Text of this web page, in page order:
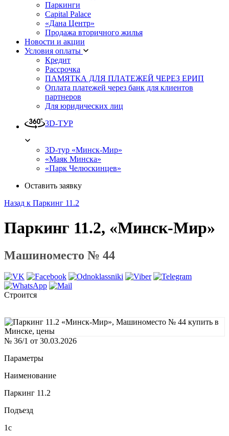
Паркинги
Capital Palace
«Дана Центр»
Продажа вторичного жилья
Новости и акции
Условия оплаты
Кредит
Рассрочка
ПАМЯТКА ДЛЯ ПЛАТЕЖЕЙ ЧЕРЕЗ ЕРИП
Оплата платежей через банк для клиентов
партнеров
Для юридических лиц
3D-ТУР
3D-тур «Минск-Мир»
«Маяк Минска»
«Парк Челюскинцев»
Оставить заявку
Назад к Паркинг 11.2
Паркинг 11.2, «Минск-Мир»
Машиноместо № 44
Строится
№ 36/1 от 30.03.2026
Параметры
Наименование
Паркинг 11.2
Подъезд
1с